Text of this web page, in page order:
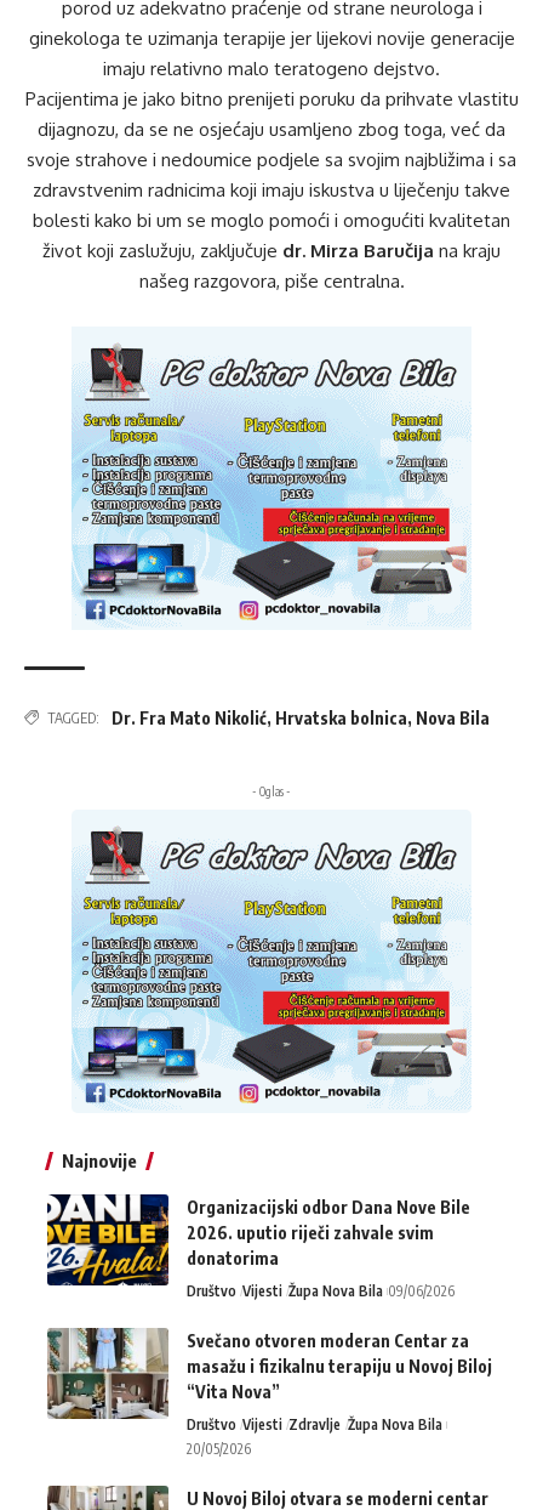
porod uz adekvatno praćenje od strane neurologa i
ginekologa te uzimanja terapije jer lijekovi novije generacije
imaju relativno malo teratogeno dejstvo.
Pacijentima je jako bitno prenijeti poruku da prihvate vlastitu
dijagnozu, da se ne osjećaju usamljeno zbog toga, već da
svoje strahove i nedoumice podjele sa svojim najbližima i sa
zdravstvenim radnicima koji imaju iskustva u liječenju takve
bolesti kako bi um se moglo pomoći i omogućiti kvalitetan
život koji zaslužuju, zaključuje dr. Mirza Baručija na kraju
našeg razgovora, piše centralna.
TAGGED: Dr. Fra Mato Nikolić, Hrvatska bolnica, Nova Bila
- Oglas -
Najnovije
Organizacijski odbor Dana Nove Bile
2026. uputio riječi zahvale svim
donatorima
Društvo Vijesti Župa Nova Bila 09/06/2026
Svečano otvoren moderan Centar za
masažu i fizikalnu terapiju u Novoj Biloj
“Vita Nova”
Društvo Vijesti Zdravlje Župa Nova Bila
20/05/2026
U Novoj Biloj otvara se moderni centar